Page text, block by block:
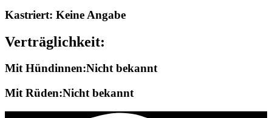
Kastriert: Keine Angabe
Verträglichkeit:
Mit Hündinnen:Nicht bekannt
Mit Rüden:Nicht bekannt